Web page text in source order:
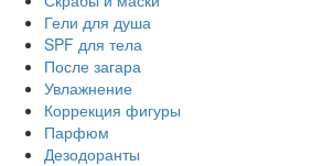
Гели для душа
SPF для тела
После загара
Увлажнение
Коррекция фигуры
Парфюм
Дезодоранты